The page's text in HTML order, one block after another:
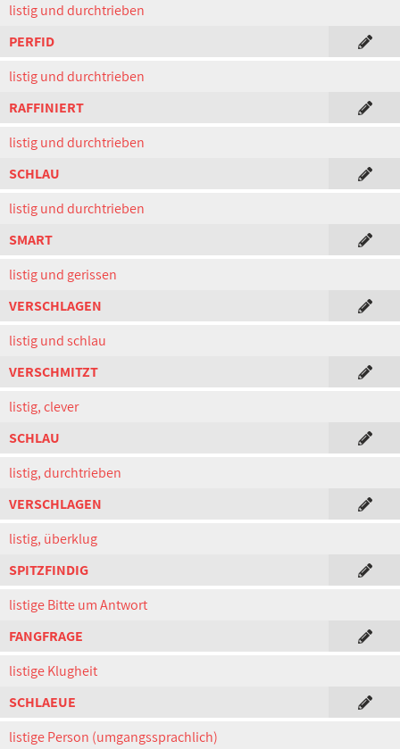
listig und durchtrieben
PERFID
listig und durchtrieben
RAFFINIERT
listig und durchtrieben
SCHLAU
listig und durchtrieben
SMART
listig und gerissen
VERSCHLAGEN
listig und schlau
VERSCHMITZT
listig, clever
SCHLAU
listig, durchtrieben
VERSCHLAGEN
listig, überklug
SPITZFINDIG
listige Bitte um Antwort
FANGFRAGE
listige Klugheit
SCHLAEUE
listige Person (umgangssprachlich)